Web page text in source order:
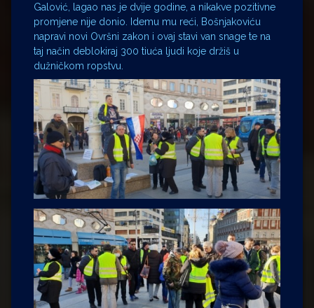
Galović, lagao nas je dvije godine, a nikakve pozitivne
promjene nije donio. Idemu mu reći, Bošnjakoviću
napravi novi Ovršni zakon i ovaj stavi van snage te na
taj način deblokiraj 300 tiuća ljudi koje držiš u
dužničkom ropstvu.